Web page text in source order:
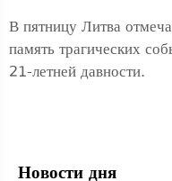
В пятницу Литва
память трагических
21-летней давности.
Новости дня